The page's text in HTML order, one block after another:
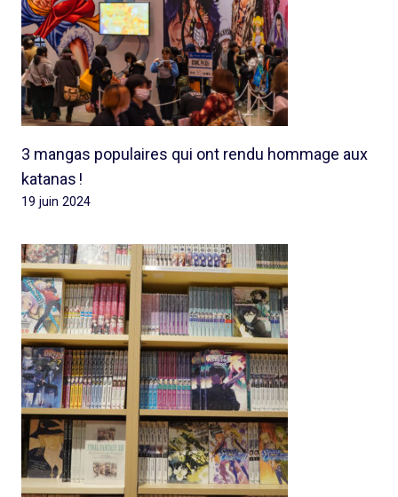
3 mangas populaires qui ont rendu hommage aux
katanas !
19 juin 2024